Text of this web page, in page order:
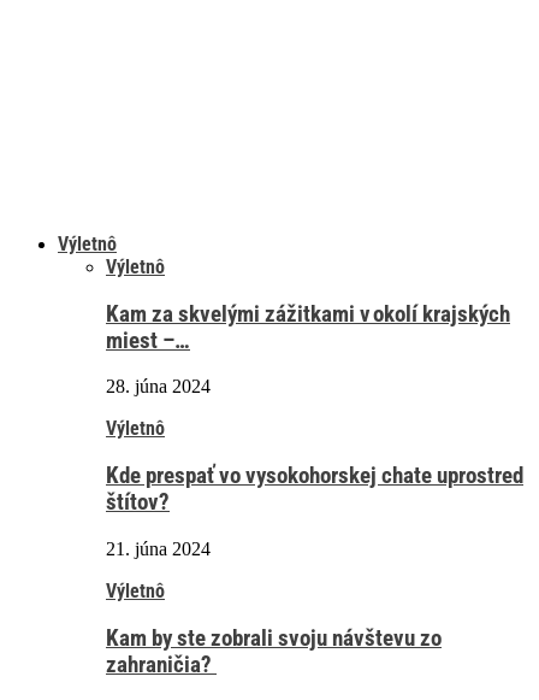
Výletnô
Výletnô
Kam za skvelými zážitkami v okolí krajských
miest –…
28. júna 2024
Výletnô
Kde prespať vo vysokohorskej chate uprostred
štítov?
21. júna 2024
Výletnô
Kam by ste zobrali svoju návštevu zo
zahraničia?